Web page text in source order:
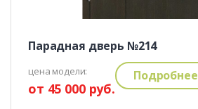
Парадная дверь №214
цена модели:
от 45 000 руб.
Подробнее